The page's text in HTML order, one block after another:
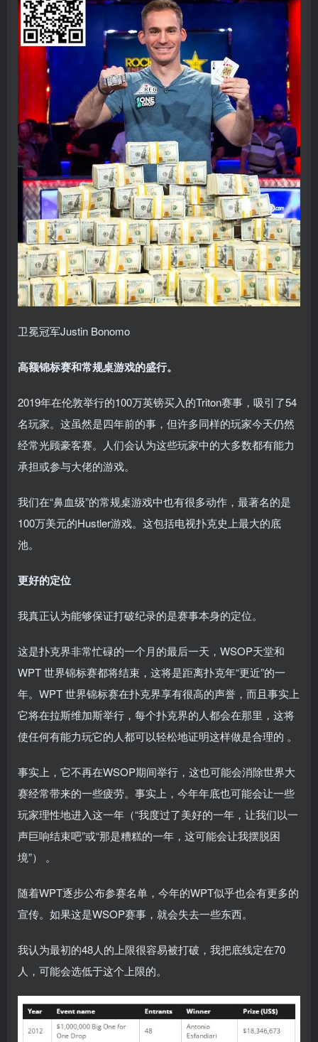
卫冕冠军Justin Bonomo
高额锦标赛和常规桌游戏的盛行。
2019年在伦敦举行的100万英镑买入的Triton赛事，吸引了54
名玩家。这虽然是四年前的事，但许多同样的玩家今天仍然
经常光顾豪客赛。人们会认为这些玩家中的大多数都有能力
承担或参与大佬的游戏。
我们在“鼻血级”的常规桌游戏中也有很多动作，最著名的是
100万美元的Hustler游戏。这包括电视扑克史上最大的底
池。
更好的定位
我真正认为能够保证打破纪录的是赛事本身的定位。
这是扑克界非常忙碌的一个月的最后一天，WSOP天堂和
WPT 世界锦标赛都将结束，这将是距离扑克年“更近”的一
年。WPT 世界锦标赛在扑克界享有很高的声誉，而且事实上
它将在拉斯维加斯举行，每个扑克界的人都会在那里，这将
使任何有能力玩它的人都可以轻松地证明这样做是合理的 。
事实上，它不再在WSOP期间举行，这也可能会消除世界大
赛经常带来的一些疲劳。事实上，今年年底也可能会让一些
玩家理性地进入这一年（“我度过了美好的一年，让我们以一
声巨响结束吧”或“那是糟糕的一年，这可能会让我摆脱困
境”） 。
随着WPT逐步公布参赛名单，今年的WPT似乎也会有更多的
宣传。如果这是WSOP赛事，就会失去一些东西。
我认为最初的48人的上限很容易被打破，我把底线定在70
人，可能会选低于这个上限的。